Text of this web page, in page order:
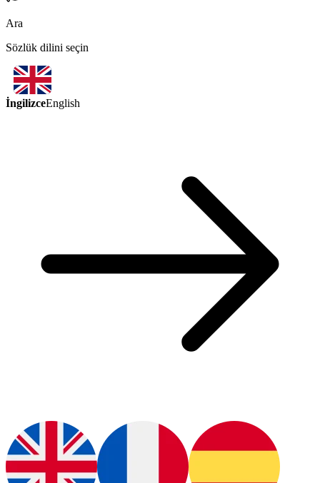
Ara
Sözlük dilini seçin
İngilizceEnglish